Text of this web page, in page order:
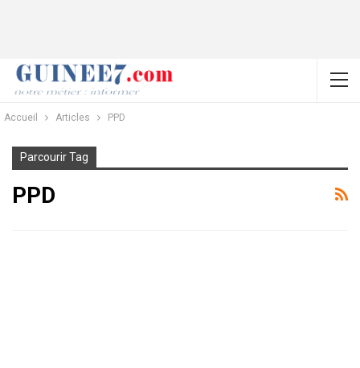
Accueil Articles PPD
Parcourir Tag
PPD